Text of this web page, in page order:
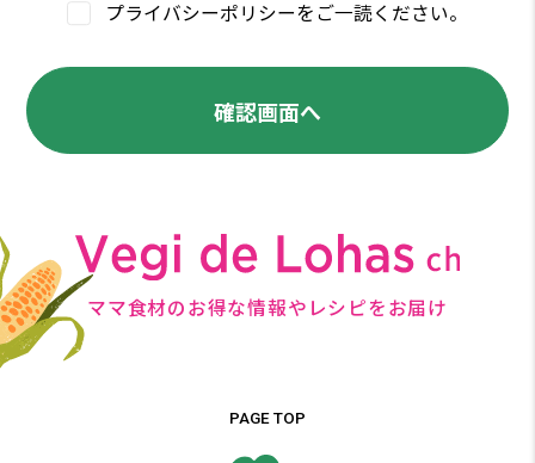
プライバシーポリシーをご一読ください。
確認画面へ
ママ食材のお得な情報やレシピをお届け
PAGE TOP